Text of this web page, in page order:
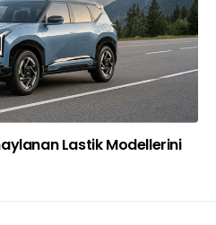
Lastik Modellerini